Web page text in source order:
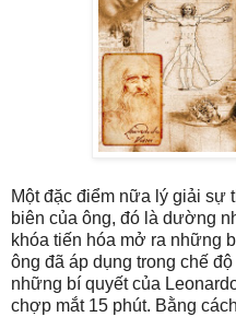
Một đặc điểm nữa lý giải sự
biên của ông, đó là dường
khóa tiến hóa mở ra những
ông đã áp dụng trong chế
những bí quyết của
chợp mắt 15 phút. Bằng